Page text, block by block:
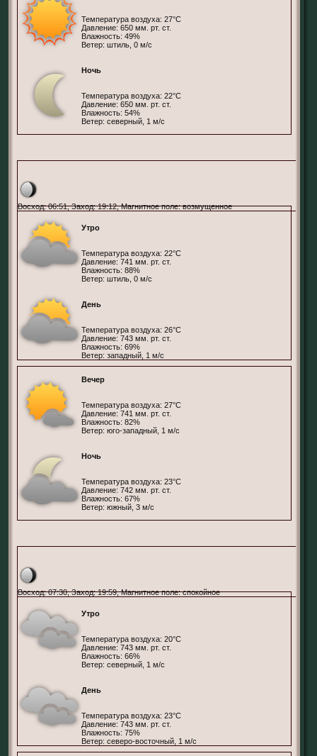
Температура воздуха: 27°С
Давление: 650 мм. рт. ст.
Влажность: 49%
Ветер: штиль, 0 м/с
Ночь
Температура воздуха: 22°С
Давление: 650 мм. рт. ст.
Влажность: 54%
Ветер: северный, 1 м/с
Восход: 06:51, Заход: 19:12, Магнитное поле: возмущенное
Утро
Температура воздуха: 22°С
Давление: 741 мм. рт. ст.
Влажность: 88%
Ветер: штиль, 0 м/с
День
Температура воздуха: 26°С
Давление: 743 мм. рт. ст.
Влажность: 69%
Ветер: западный, 1 м/с
Вечер
Температура воздуха: 27°С
Давление: 741 мм. рт. ст.
Влажность: 82%
Ветер: юго-западный, 1 м/с
Ночь
Температура воздуха: 23°С
Давление: 742 мм. рт. ст.
Влажность: 67%
Ветер: южный, 3 м/с
Восход: 07:30, Заход: 19:59, Магнитное поле: спокойное
Утро
Температура воздуха: 20°С
Давление: 743 мм. рт. ст.
Влажность: 66%
Ветер: северный, 1 м/с
День
Температура воздуха: 23°С
Давление: 743 мм. рт. ст.
Влажность: 75%
Ветер: северо-восточный, 1 м/с